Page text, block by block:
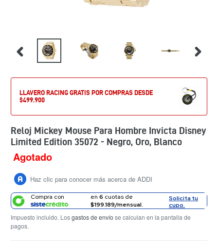
LLAVERO RACING GRATIS POR COMPRAS DESDE
$499.900
Reloj Mickey Mouse Para Hombre Invicta Disney
Limited Edition 35072 - Negro, Oro, Blanco
Precio
habitual
Agotado
Haz clic para conocer más acerca de ADDI
Compra con en 6 cuotas de
$199.189/mensual.
Solicita tu
cupo.
Impuesto incluido. Losgastos de envíose calculan en la pantalla de
pagos.